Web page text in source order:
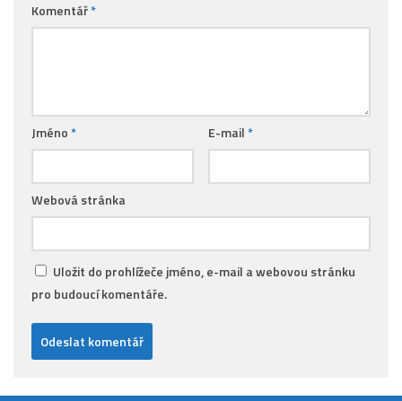
Komentář*
Jméno * E-mail *
Webová stránka
Uložit do prohlížeče jméno, e-mail a webovou stránku
pro budoucí komentáře.